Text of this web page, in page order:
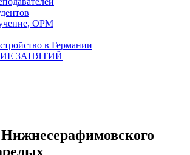
ОРМ
в Германии
ЗАНЯТИЙ